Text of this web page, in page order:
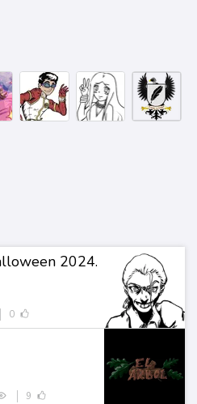
2024.
0
9